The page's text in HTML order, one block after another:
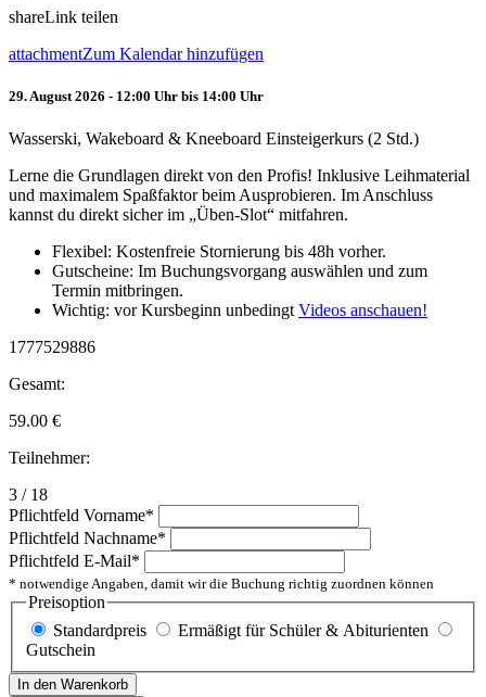
shareLink teilen
attachmentZum Kalendar hinzufügen
29. August 2026 - 12:00 Uhr bis 14:00 Uhr
Wasserski, Wakeboard & Kneeboard Einsteigerkurs (2 Std.)
Lerne die Grundlagen direkt von den Profis! Inklusive Leihmaterial
und maximalem Spaßfaktor beim Ausprobieren. Im Anschluss
kannst du direkt sicher im „Üben-Slot“ mitfahren.
Flexibel: Kostenfreie Stornierung bis 48h vorher.
Gutscheine: Im Buchungsvorgang auswählen und zum
Termin mitbringen.
Wichtig: vor Kursbeginn unbedingt Videos anschauen!
1777529886
Gesamt:
59.00 €
Teilnehmer:
3 / 18
Pflichtfeld Vorname*
Pflichtfeld Nachname*
Pflichtfeld E-Mail*
* notwendige Angaben, damit wir die Buchung richtig zuordnen können
Preisoption
Standardpreis
Ermäßigt für Schüler & Abiturienten
Gutschein